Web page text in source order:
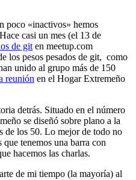
poco «inactivos» hemos
casi un mes (el 13 de
de git en meetup.com
los pesos pesados de git, como
unido al grupo más de 150
reunión en el Hogar Extremeño
detrás. Situado en el número
se diseñó sobre plano a la
de los 50. Lo mejor de todo no
tenemos una barra con
hacemos las charlas.
de mi tiempo (la mayoría) al